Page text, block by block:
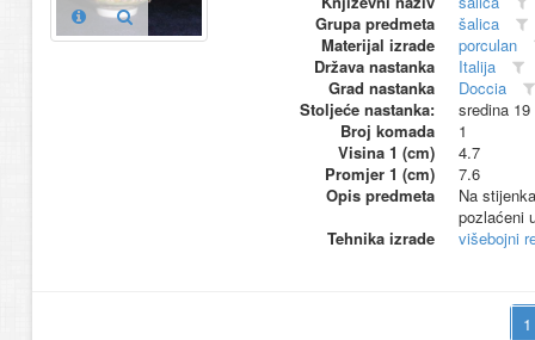
Grupa predmeta
šalica
Materijal izrade
porculan
Država nastanka
Italija
Grad nastanka
Doccia
Stoljeće nastanka:
sredina 19
Broj komada
1
Visina 1 (cm)
4.7
Promjer 1 (cm)
7.6
Opis predmeta
Na
pozlaćeni
Tehnika izrade
višebojni